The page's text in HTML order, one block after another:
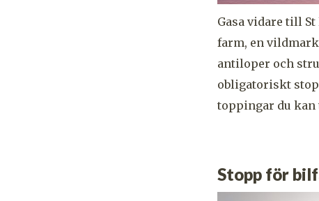
Gasa vidare till
farm, en
antiloper och
obligatoriskt
toppingar du kan
Stopp för